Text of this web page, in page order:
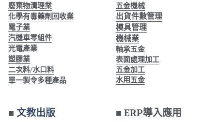
廢棄物清理業
化學有毒藥劑回收業
電子業
汽機車零組件
光電產業
塑膠業
二次料/水口料
單一製令多種產品
五金機械
出貨件數管理
模具管理
機械業
軸承五金
表面處理加工
五金加工
水用五金
■ 文教出版 ■ ERP導入應用